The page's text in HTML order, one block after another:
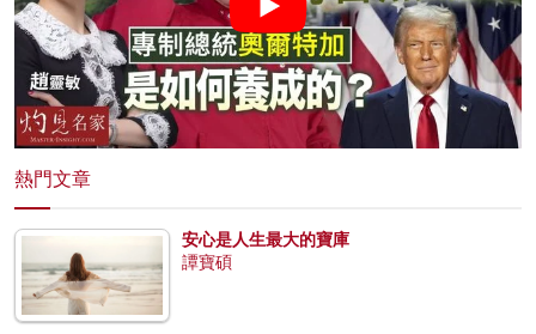
熱門文章
安心是人生最大的寶庫
譚寶碩